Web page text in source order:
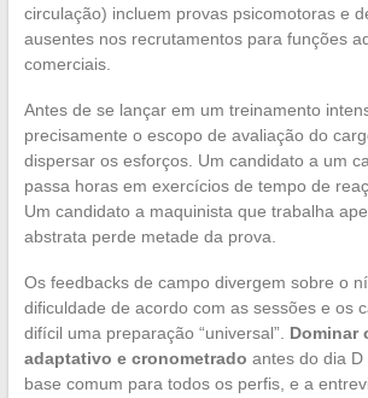
circulação) incluem provas psicomotoras e
ausentes nos recrutamentos para funções
comerciais.
Antes de se lançar em um treinamento
precisamente o escopo de avaliação do
dispersar os esforços. Um candidato a um
passa horas em exercícios de tempo de
Um candidato a maquinista que trabalha
abstrata perde metade da prova.
Os feedbacks de campo divergem sobre o
dificuldade de acordo com as sessões e os
difícil uma preparação “universal”. Dominar
adaptativo e cronometrado antes do dia
base comum para todos os perfis, e a